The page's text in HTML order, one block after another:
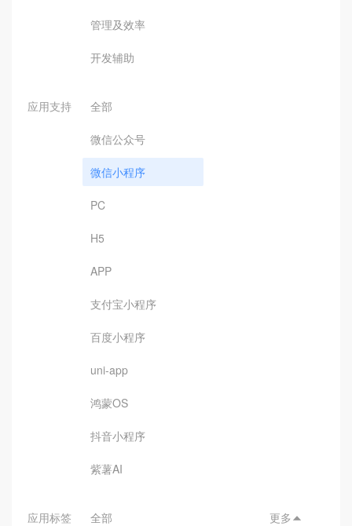
管理及效率
开发辅助
应用支持 全部
微信公众号
微信小程序
PC
H5
APP
支付宝小程序
百度小程序
uni-app
鸿蒙OS
抖音小程序
紫薯AI
应用标签 全部 更多 